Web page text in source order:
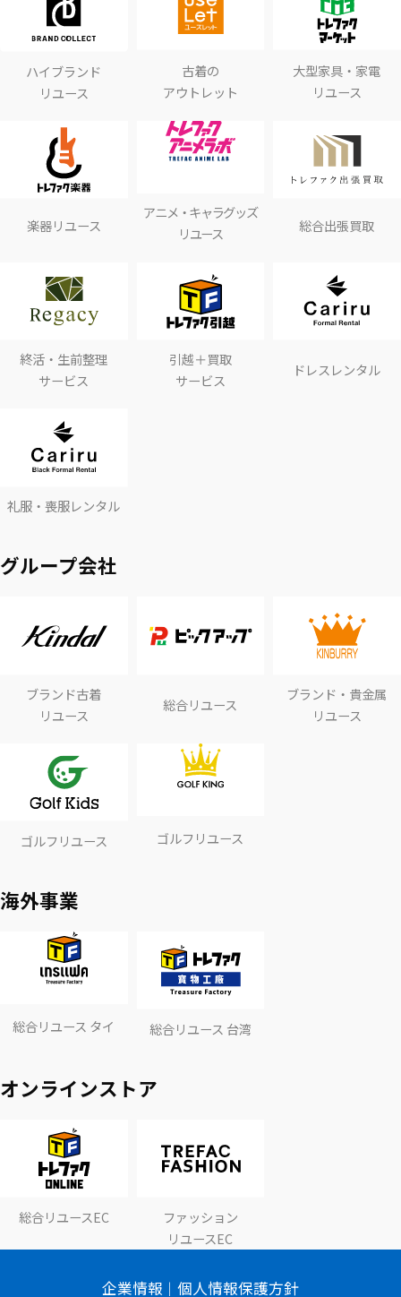
ハイブランド
リユース
古着の
アウトレット
大型家具・家電
リユース
楽器リユース
アニメ・キャラグッズ
リユース
総合出張買取
終活・生前整理
サービス
引越＋買取
サービス
ドレスレンタル
礼服・喪服レンタル
グループ会社
ブランド古着
リユース
総合リユース
ブランド・貴金属
リユース
ゴルフリユース ゴルフリユース
海外事業
総合リユース タイ 総合リユース 台湾
オンラインストア
総合リユースEC
ファッション
リユースEC
企業情報 個人情報保護方針